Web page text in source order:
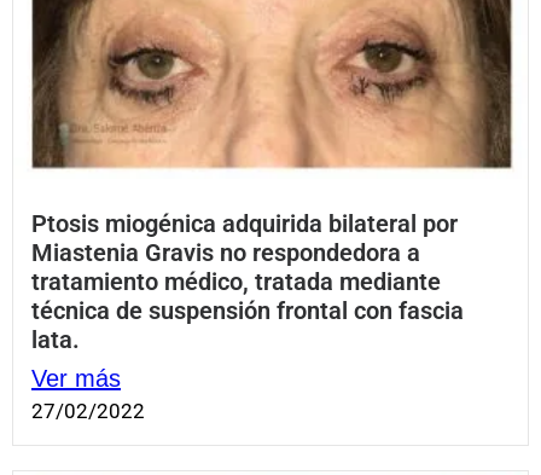
Ptosis miogénica adquirida bilateral por
Miastenia Gravis no respondedora a
tratamiento médico, tratada mediante
técnica de suspensión frontal con fascia
lata.
Ver más
27/02/2022